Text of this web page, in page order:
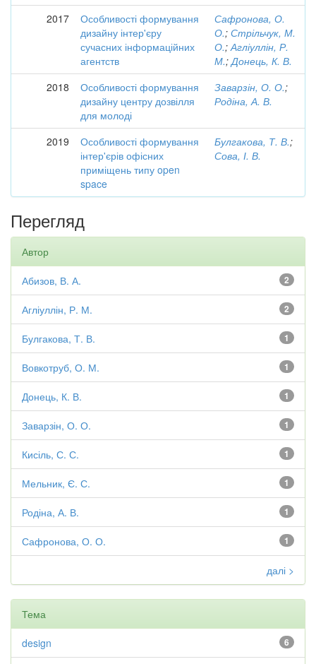
2017
Особливості формування
дизайну інтер'єру
сучасних інформаційних
агентств
Сафронова, О.
О.; Стрільчук, М.
О.;Агліуллін, Р.
М.;Донець, К. В.
2018
Особливості формування
дизайну центру дозвілля
для молоді
Заварзін, О. О.;
Родіна, А. В.
2019
Особливості формування
інтер'єрів офісних
приміщень типу open
space
Булгакова, Т. В.;
Сова, І. В.
Перегляд
Автор
2
Абизов, В. А.
2
Агліуллін, Р. М.
1
Булгакова, Т. В.
1
Вовкотруб, О. М.
1
Донець, К. В.
1
Заварзін, О. О.
1
Кисіль, С. С.
1
Мельник, Є. С.
1
Родіна, А. В.
1
Сафронова, О. О.
далі >
Тема
6
design